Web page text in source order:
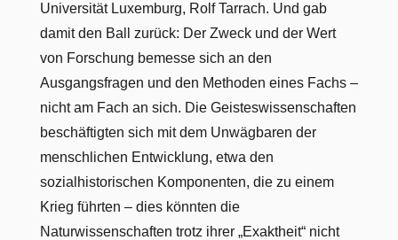
Universität Luxemburg, Rolf Tarrach. Und gab
damit den Ball zurück: Der Zweck und der Wert
von Forschung bemesse sich an den
Ausgangsfragen und den Methoden eines Fachs –
nicht am Fach an sich. Die Geisteswissenschaften
beschäftigten sich mit dem Unwägbaren der
menschlichen Entwicklung, etwa den
sozialhistorischen Komponenten, die zu einem
Krieg führten – dies könnten die
Naturwissenschaften trotz ihrer „Exaktheit“ nicht